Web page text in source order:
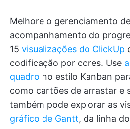
Melhore o gerenciamento
acompanhamento do
15 visualizações do ClickUp
codificação por cores. Use
quadro no estilo Kanban
como cartões de arrastar e
também pode explorar as
gráfico de Gantt, da linha